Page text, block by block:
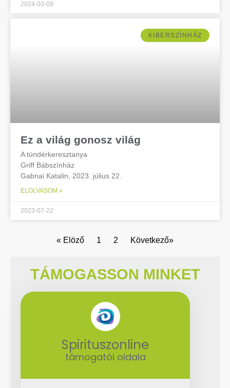
2024-03-09
KIBERSZÍNHÁZ
Ez a világ gonosz világ
A tündérkeresztanya
Griff Bábszínház
Gabnai Katalin, 2023. július 22.
ELOLVASOM »
2023-07-22
« Elöző 1 2 Következő»
TÁMOGASSON MINKET
Spirituszonline
támogatói oldala